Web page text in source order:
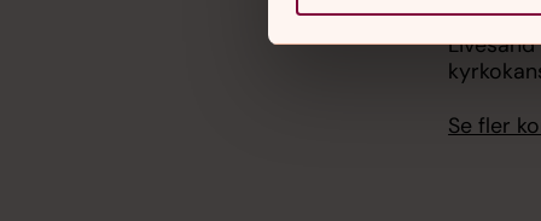
1
Se fler